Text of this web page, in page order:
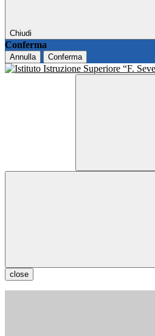
Chiudi
Conferma
Annulla Conferma
close